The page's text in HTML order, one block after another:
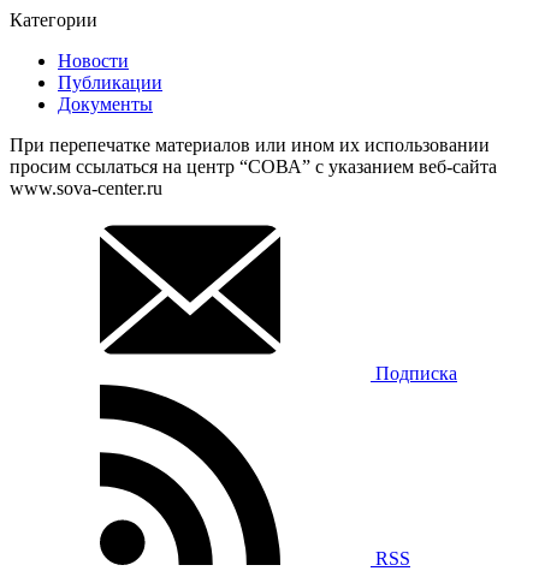
Категории
Новости
Публикации
Документы
При перепечатке материалов или ином их использовании
просим ссылаться на центр “СОВА” с указанием веб-сайта
www.sova-center.ru
Подписка
RSS